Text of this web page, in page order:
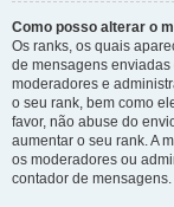
Como posso alterar o
Os ranks, os quais
de mensagens
moderadores e
o seu rank, bem como
favor, não abuse do
aumentar o seu rank. A
os moderadores ou
contador de mensagens.